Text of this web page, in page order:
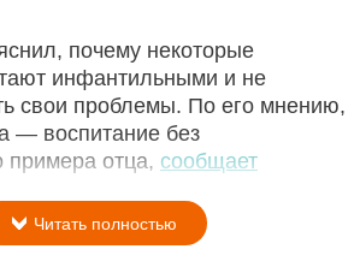
почему некоторые
инфантильными и не
свои проблемы. По его мнению,
— воспитание без
примера отца, сообщает
Читать полностью